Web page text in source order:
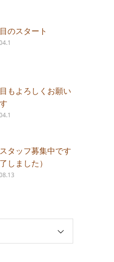
のスタート
もよろしくお願い
タッフ募集中です
しました）